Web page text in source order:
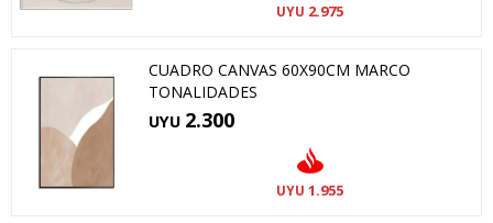
UYU 2.975
CUADRO CANVAS 60X90CM MARCO
TONALIDADES
UYU 2.300
UYU 1.955